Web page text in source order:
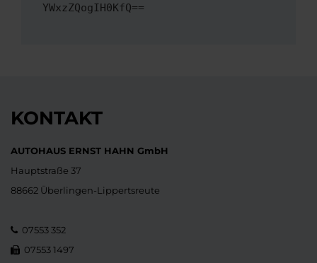
YWxzZQogIH0KfQ==
KONTAKT
AUTOHAUS ERNST HAHN GmbH
Hauptstraße 37
88662 Überlingen-Lippertsreute
07553 352
07553 1497